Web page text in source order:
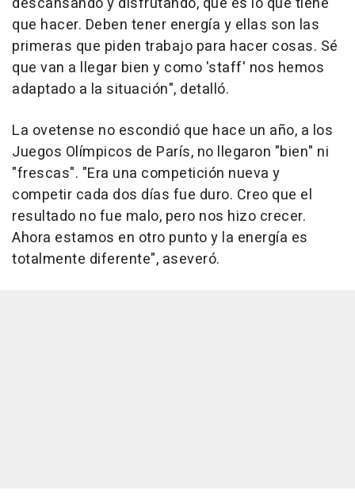
que hacer. Deben tener energía y ellas son las
primeras que piden trabajo para hacer cosas. Sé
que van a llegar bien y como 'staff' nos hemos
adaptado a la situación", detalló.
La ovetense no escondió que hace un año, a los
Juegos Olímpicos de París, no llegaron "bien" ni
"frescas". "Era una competición nueva y
competir cada dos días fue duro. Creo que el
resultado no fue malo, pero nos hizo crecer.
Ahora estamos en otro punto y la energía es
totalmente diferente", aseveró.